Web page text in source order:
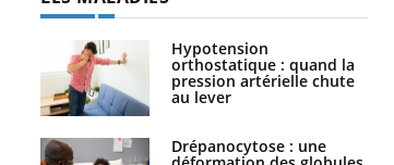
Hypotension
orthostatique : quand la
pression artérielle chute
au lever
Drépanocytose : une